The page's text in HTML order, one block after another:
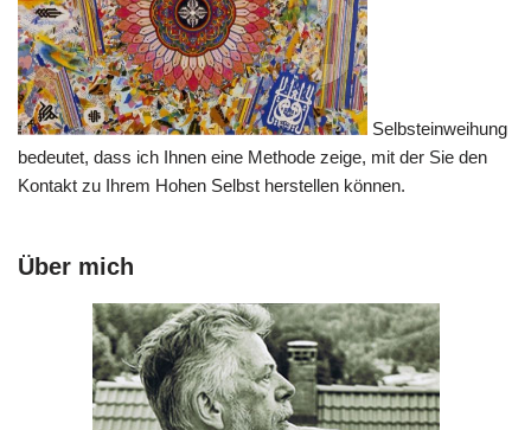
Selbsteinweihung
bedeutet, dass ich Ihnen eine Methode zeige, mit der Sie den
Kontakt zu Ihrem Hohen Selbst herstellen können.
Über mich